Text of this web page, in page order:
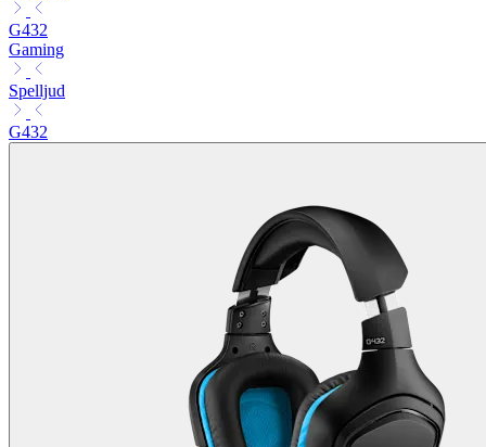
G432
Gaming
Spelljud
G432